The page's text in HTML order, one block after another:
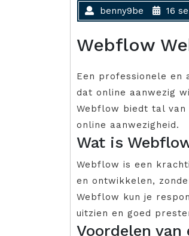
benny9be 16
Webflow
Een professionele en
dat online aanwezig
Webflow biedt tal van
online aanwezigheid.
Wat is
Webflow is een
en ontwikkelen,
Webflow kun je
uitzien en goed
Voordelen